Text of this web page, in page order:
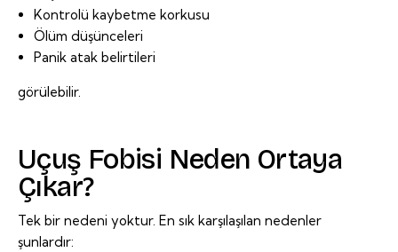
Kontrolü kaybetme korkusu
Ölüm düşünceleri
Panik atak belirtileri
görülebilir.
Uçuş Fobisi Neden Ortaya
Çıkar?
Tek bir nedeni yoktur. En sık karşılaşılan nedenler
şunlardır: